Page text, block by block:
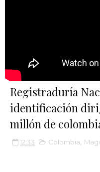
Registraduría
identificación
millón de
12:33 Colombia